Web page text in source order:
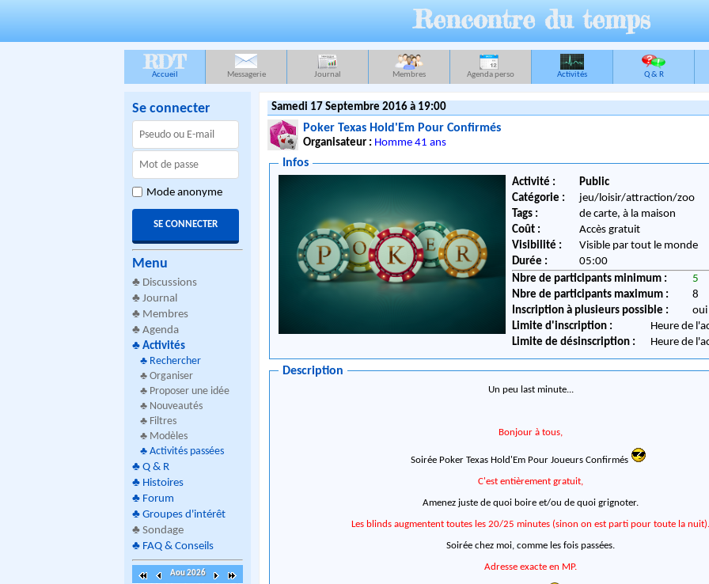
Rencontre du temps
RDT
Accueil Messagerie Journal Membres Agenda perso Activités Q & R
Se connecter
Mode anonyme
Menu
♣ Discussions
♣ Journal
♣ Membres
♣ Agenda
♣ Activités
♣ Rechercher
♣ Organiser
♣ Proposer une idée
♣ Nouveautés
♣ Filtres
♣ Modèles
♣ Activités passées
♣ Q & R
♣ Histoires
♣ Forum
♣ Groupes d'intérêt
♣ Sondage
♣ FAQ & Conseils
Aou 2026
Samedi 17 Septembre 2016 à 19:00
Poker Texas Hold'Em Pour Confirmés
Organisateur : Homme 41 ans
Infos
Activité :
Public
Catégorie :
jeu/loisir/attraction/zoo
Tags :
de carte, à la maison
Coût :
Accès gratuit
Visibilité :
Visible par tout le monde
Durée :
05:00
Nbre de participants minimum :
5
Nbre de participants maximum :
8
Inscription à plusieurs possible :
oui
Limite d'inscription :
Heure de
Limite de désinscription :
Heure de
Description
Un peu last minute...
Bonjour à tous,
Soirée Poker Texas Hold'Em Pour Joueurs Confirmés
C'est entièrement gratuit,
Amenez juste de quoi boire et/ou de quoi grignoter.
Les blinds augmentent toutes les 20/25 minutes (sinon on est parti pour toute la
Soirée chez moi, comme les fois passées.
Adresse exacte en MP.